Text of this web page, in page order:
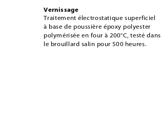
Vernissage
Traitement électrostatique superficiel
à base de poussière époxy polyester
polymérisée en four à 200°C, testé dans
le brouillard salin pour 500 heures.